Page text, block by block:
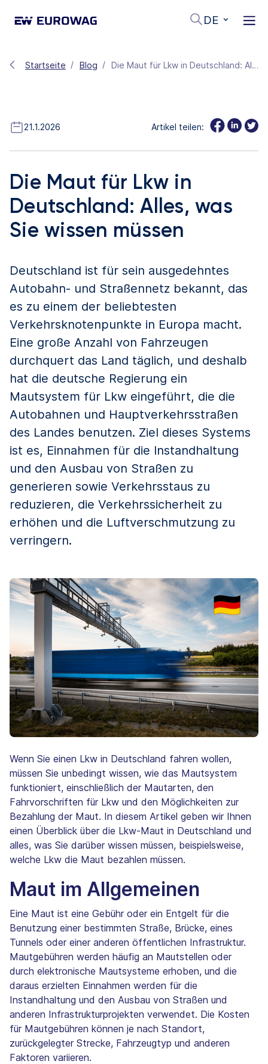
DE
Startseite Blog Die Maut für Lkw in Deutschland: Alles, was Sie wissen müssen
21.1.2026 Artikel teilen:
Die Maut für Lkw in
Deutschland: Alles, was
Sie wissen müssen
Deutschland ist für sein ausgedehntes
Autobahn- und Straßennetz bekannt, das
es zu einem der beliebtesten
Verkehrsknotenpunkte in Europa macht.
Eine große Anzahl von Fahrzeugen
durchquert das Land täglich, und deshalb
hat die deutsche Regierung ein
Mautsystem für Lkw eingeführt, die die
Autobahnen und Hauptverkehrsstraßen
des Landes benutzen. Ziel dieses Systems
ist es, Einnahmen für die Instandhaltung
und den Ausbau von Straßen zu
generieren sowie Verkehrsstaus zu
reduzieren, die Verkehrssicherheit zu
erhöhen und die Luftverschmutzung zu
verringern.
Wenn Sie einen Lkw in Deutschland fahren wollen,
müssen Sie unbedingt wissen, wie das Mautsystem
funktioniert, einschließlich der Mautarten, den
Fahrvorschriften für Lkw und den Möglichkeiten zur
Bezahlung der Maut. In diesem Artikel geben wir Ihnen
einen Überblick über die Lkw-Maut in Deutschland und
alles, was Sie darüber wissen müssen, beispielsweise,
welche Lkw die Maut bezahlen müssen.
Maut im Allgemeinen
Eine Maut ist eine Gebühr oder ein Entgelt für die
Benutzung einer bestimmten Straße, Brücke, eines
Tunnels oder einer anderen öffentlichen Infrastruktur.
Mautgebühren werden häufig an Mautstellen oder
durch elektronische Mautsysteme erhoben, und die
daraus erzielten Einnahmen werden für die
Instandhaltung und den Ausbau von Straßen und
anderen Infrastrukturprojekten verwendet. Die Kosten
für Mautgebühren können je nach Standort,
zurückgelegter Strecke, Fahrzeugtyp und anderen
Faktoren variieren.